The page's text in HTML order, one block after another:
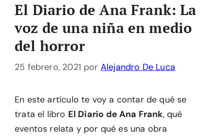
El Diario de Ana Frank: La
voz de una niña en medio
del horror
25 febrero, 2021 por Alejandro De Luca
En este artículo te voy a contar de qué se
trata el libro El Diario de Ana Frank, qué
eventos relata y por qué es una obra